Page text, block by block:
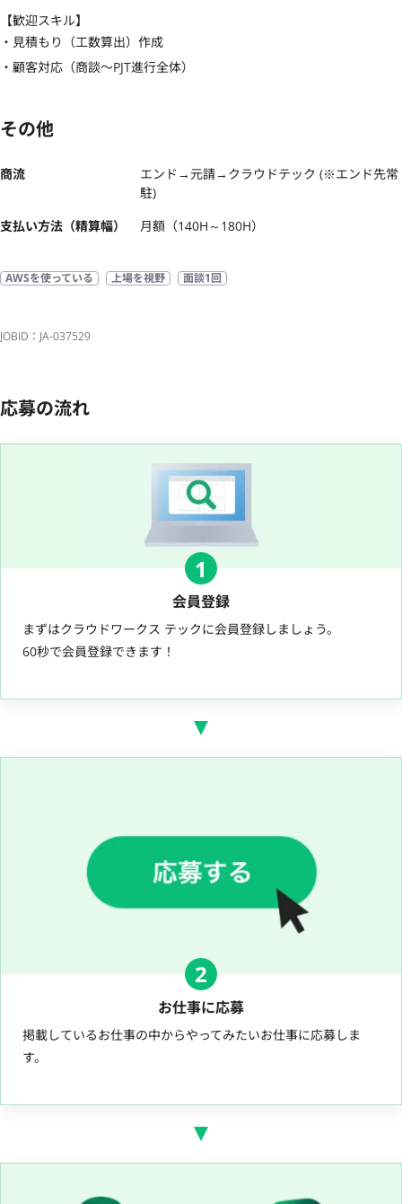
【歓迎スキル】
・見積もり（工数算出）作成
・顧客対応（商談〜PJT進行全体）
その他
商流
エンド→元請→クラウドテック (※エンド先常
駐)
支払い方法（精算幅）
月額（140H～180H）
AWSを使っている 上場を視野 面談1回
JOBID：JA-037529
応募の流れ
1
会員登録
まずはクラウドワークス テックに会員登録しましょう。
60秒で会員登録できます！
2
お仕事に応募
掲載しているお仕事の中からやってみたいお仕事に応募しま
す。